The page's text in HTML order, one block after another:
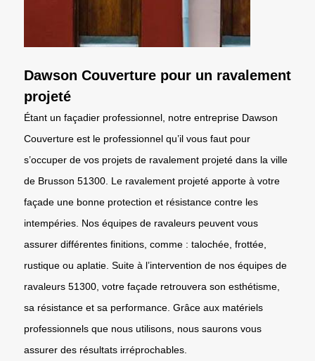
Dawson Couverture pour un ravalement
projeté
Étant un façadier professionnel, notre entreprise Dawson
Couverture est le professionnel qu’il vous faut pour
s’occuper de vos projets de ravalement projeté dans la ville
de Brusson 51300. Le ravalement projeté apporte à votre
façade une bonne protection et résistance contre les
intempéries. Nos équipes de ravaleurs peuvent vous
assurer différentes finitions, comme : talochée, frottée,
rustique ou aplatie. Suite à l’intervention de nos équipes de
ravaleurs 51300, votre façade retrouvera son esthétisme,
sa résistance et sa performance. Grâce aux matériels
professionnels que nous utilisons, nous saurons vous
assurer des résultats irréprochables.